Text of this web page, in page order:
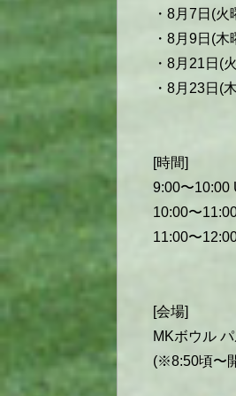
・8月7日(火
・8月9日(木
・8月21日(
・8月23日(
[時間]
9:00〜10:00
10:00〜
11:00〜
[会場]
MKボウル
(※8:50頃〜